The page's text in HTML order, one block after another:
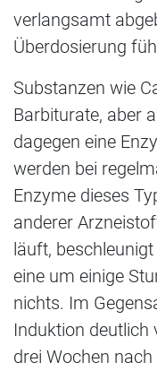
verlangsamt
Überdosierung
Substanzen wie
Barbiturate, aber
dagegen eine
werden bei
Enzyme dieses
anderer
läuft,
eine um einige
nichts. Im
Induktion deutlich
drei Wochen